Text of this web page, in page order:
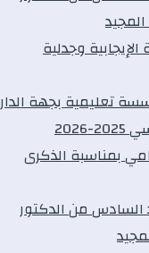
وجدلية
كديلي يتفقد 39 مؤسسة تعليمية بجهة الدار
بمناسبة الذكرى
السادس من الدكتور